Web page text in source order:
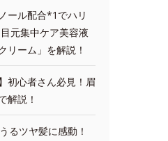
ール配合*1でハリ
元集中ケア美容液
リーム」を解説！
初心者さん必見！眉
解説！
るツヤ髪に感動！